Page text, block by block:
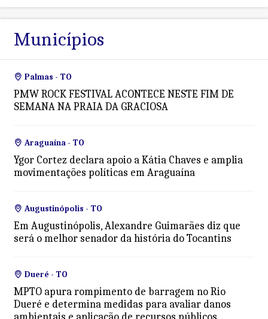
Municípios
Palmas - TO
PMW ROCK FESTIVAL ACONTECE NESTE FIM DE
SEMANA NA PRAIA DA GRACIOSA
Araguaína - TO
Ygor Cortez declara apoio a Kátia Chaves e amplia
movimentações políticas em Araguaína
Augustinópolis - TO
Em Augustinópolis, Alexandre Guimarães diz que
será o melhor senador da história do Tocantins
Dueré - TO
MPTO apura rompimento de barragem no Rio
Dueré e determina medidas para avaliar danos